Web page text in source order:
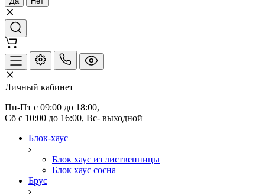
Личный кабинет
Пн-Пт с 09:00 до 18:00,
Сб с 10:00 до 16:00, Вс- выходной
Блок-хаус
Блок хаус из лиственницы
Блок хаус сосна
Брус